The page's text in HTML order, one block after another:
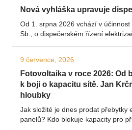
Nová vyhláška upravuje
Od 1. srpna 2026 vchází v
Sb., o dispečerském řízení
9 července, 2026
Fotovoltaika v roce 2026: Od
k boji o kapacitu sítě. Jan
hloubky
Jak složité je dnes prodat přebytky
panelů? Kdo blokuje kapacity pro